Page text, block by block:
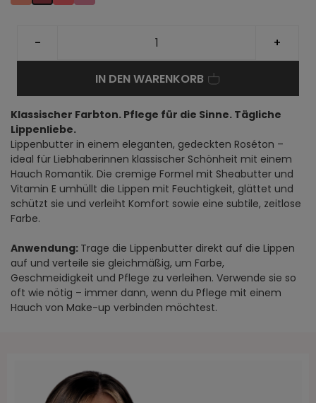
- +
IN DEN WARENKORB
Klassischer Farbton. Pflege für die Sinne. Tägliche
Lippenliebe.
Lippenbutter in einem eleganten, gedeckten Roséton –
ideal für Liebhaberinnen klassischer Schönheit mit einem
Hauch Romantik. Die cremige Formel mit Sheabutter und
Vitamin E umhüllt die Lippen mit Feuchtigkeit, glättet und
schützt sie und verleiht Komfort sowie eine subtile, zeitlose
Farbe.
Anwendung: Trage die Lippenbutter direkt auf die Lippen
auf und verteile sie gleichmäßig, um Farbe,
Geschmeidigkeit und Pflege zu verleihen. Verwende sie so
oft wie nötig – immer dann, wenn du Pflege mit einem
Hauch von Make-up verbinden möchtest.